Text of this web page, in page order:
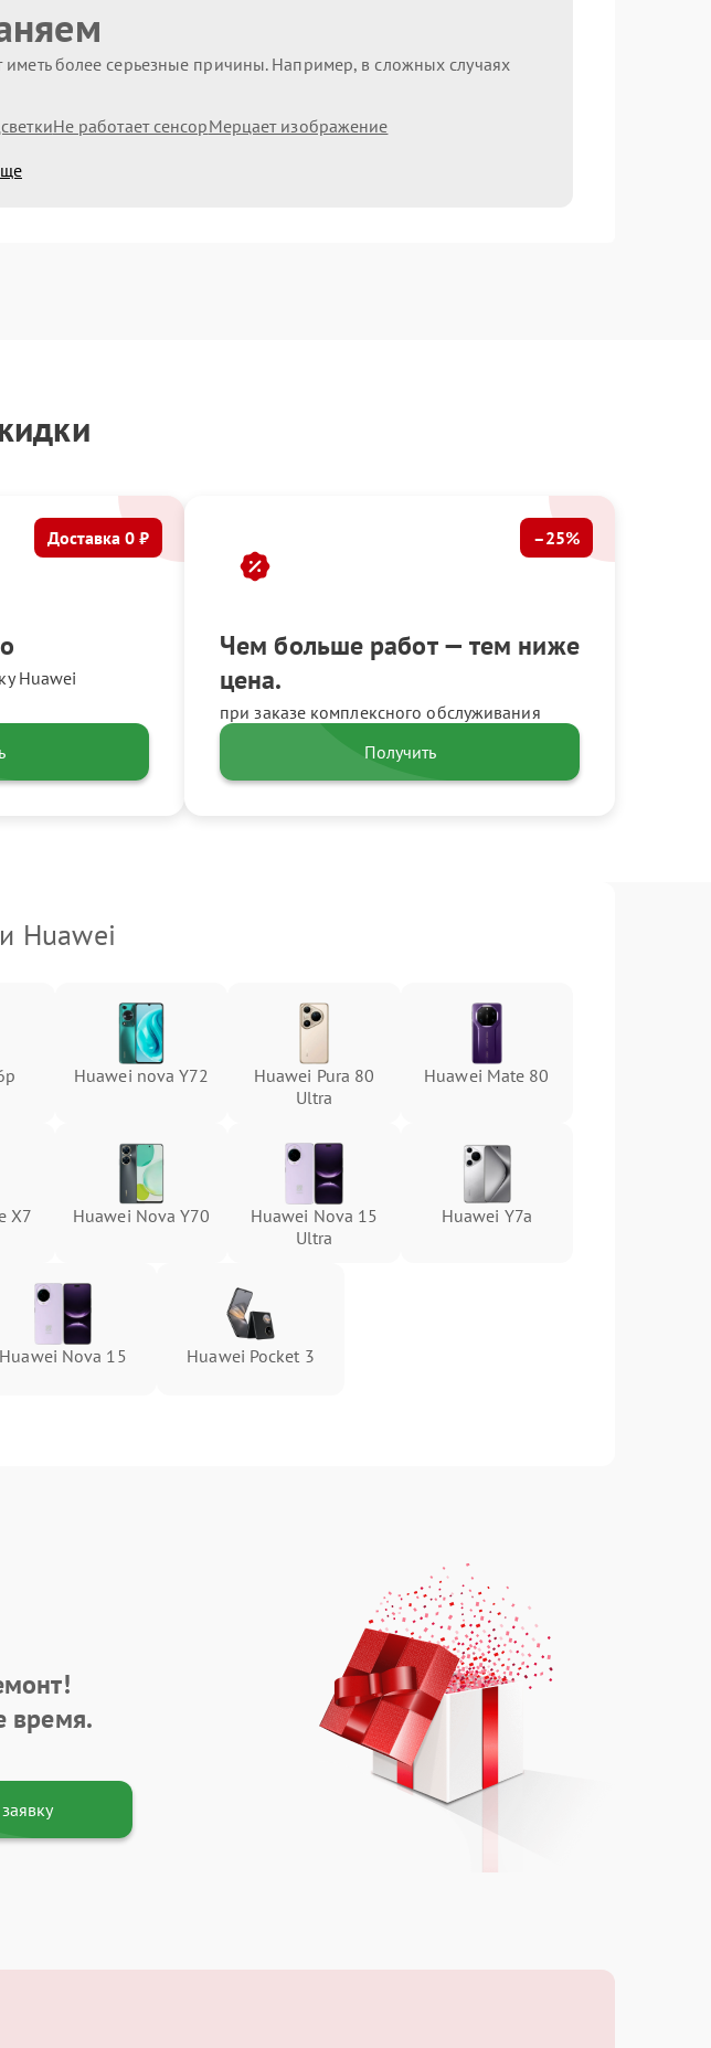
более серьезные причины. Например, в сложных случаях
Не работает сенсорМерцает изображение
Huawei
Доставка 0 ₽
Чем больше работ — тем ниже
цена.
при заказе комплексного обслуживания
–25%
Получить
Huawei
Huawei nova Y72
Huawei Pura 80
Ultra
Huawei Mate 80
X7 Huawei Nova Y70
Huawei Nova 15
Ultra
Huawei Y7a
Huawei Nova 15 Huawei Pocket 3
время.